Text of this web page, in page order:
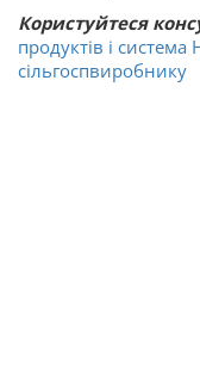
Користуйтеся
продуктів і система
сільгоспвиробнику